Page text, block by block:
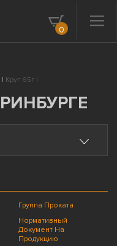
0
Круг 65г |
Группа Проката
Нормативный
Документ На
Продукцию